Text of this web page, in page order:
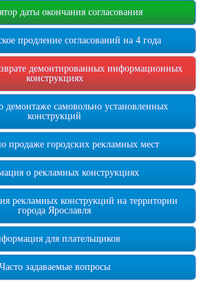
даты окончания согласования
продление согласований на 4 года
демонтированных информационных
конструкциях
демонтаже самовольно установленных
конструкций
продаже городских рекламных мест
о рекламных конструкциях
рекламных конструкций на территории
города Ярославля
для плательщиков
Часто задаваемые вопросы